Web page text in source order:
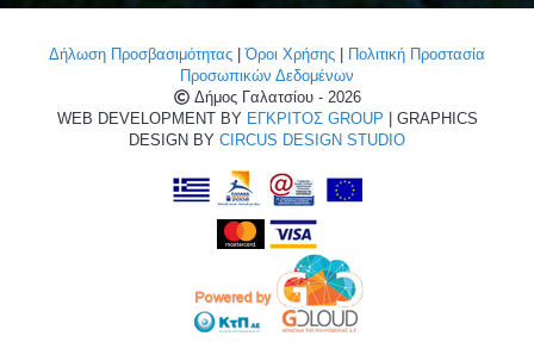
Δήλωση Προσβασιμότητας |Όροι Χρήσης
Πολιτική Προστασία
Προσωπικών Δεδομένων
Δήμος Γαλατσίου - 2026
WEB DEVELOPMENT BY ΕΓΚΡΙΤΟΣ GROUP | GRAPHICS
DESIGN BY CIRCUS DESIGN STUDIO